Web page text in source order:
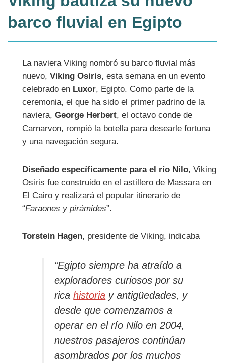
barco fluvial en Egipto
La naviera Viking nombró su barco fluvial más
nuevo,Viking Osiris, esta semana en un evento
celebrado en Luxor, Egipto. Como parte de la
ceremonia, el que ha sido el primer padrino de la
naviera,George Herbert, el octavo conde de
Carnarvon, rompió la botella para desearle fortuna
y una navegación segura.
Diseñado específicamente para el río Nilo, Viking
Osiris fue construido en el astillero de Massara en
El Cairo y realizará el popular itinerario de
“Faraones y pirámides”.
Torstein Hagen, presidente de Viking, indicaba
“Egipto siempre ha atraído a
exploradores curiosos por su
ricahistoria y antigüedades, y
desde que comenzamos a
operar en el río Nilo en 2004,
nuestros pasajeros continúan
asombrados por los muchos